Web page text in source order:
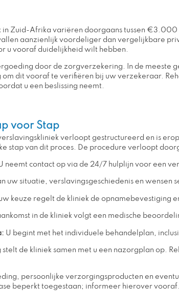
in Zuid-Afrika variëren doorgaans tussen
aanzienlijk voordeliger dan vergelijkbare
u vooraf duidelijkheid wilt hebben.
door de zorgverzekering. In de
om dit vooraf te verifiëren bij uw verzekeraar.
u een beslissing neemt.
voor Stap
verloopt gestructureerd en is
stap van dit proces. De procedure verloopt
neemt contact op via de 24/7 hulplijn voor een
uw situatie, verslavingsgeschiedenis en
keuze regelt de kliniek de opnamebevestiging
in de kliniek volgt een medische
U begint met het individuele behandelplan,
stelt de kliniek samen met u een nazorgplan op.
persoonlijke verzorgingsproducten en
beperkt toegestaan; informeer hierover vooraf.